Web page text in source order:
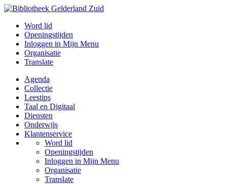
Word lid
Openingstijden
Inloggen in Mijn Menu
Organisatie
Translate
Agenda
Collectie
Leestips
Taal en Digitaal
Diensten
Onderwijs
Klantenservice
Word lid
Openingstijden
Inloggen in Mijn Menu
Organisatie
Translate